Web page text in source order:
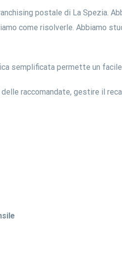
postale di La Spezia.
come risolverle. Abbiamo
semplificata permette un
raccomandate, gestire il